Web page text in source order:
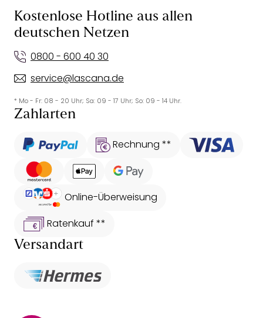
Kostenlose Hotline aus allen
deutschen Netzen
0800 - 600 40 30
service@lascana.de
* Mo - Fr: 08 - 20 Uhr; Sa: 09 - 17 Uhr; So: 09 - 14 Uhr.
Zahlarten
Rechnung **
Online-Überweisung
Ratenkauf **
Versandart